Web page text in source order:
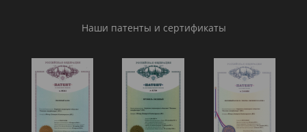
Наши патенты и сертификаты